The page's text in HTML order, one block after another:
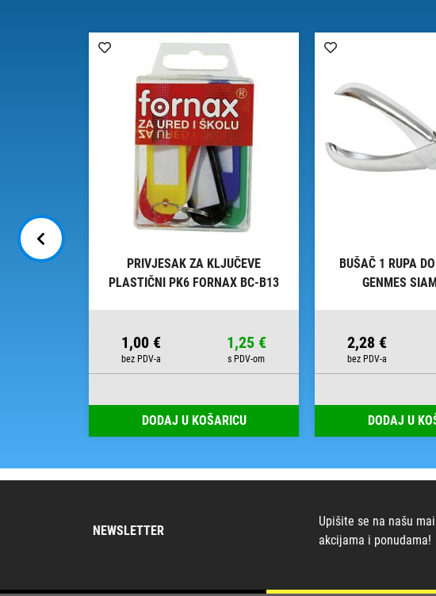
PRIVJESAK ZA KLJUČEVE
PLASTIČNI PK6 FORNAX BC-B13
1,00 € 1,25 €
DODAJ U KOŠARICU
BUŠAČ 1 RUPA
GENMES
2,28 €
DODAJ U
NEWSLETTER
Upišite se na našu
akcijama i ponudama!